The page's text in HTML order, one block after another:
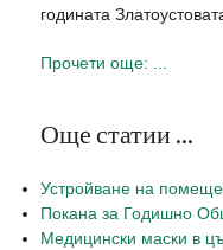
годината
Прочети още: ...
Още статии ...
Устройване на
Покана за Годишно
Медицински маски в